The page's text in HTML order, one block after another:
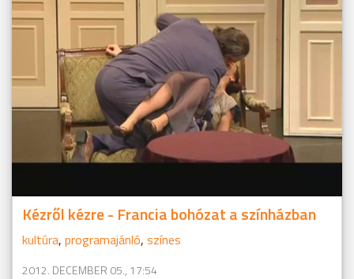
Kézről kézre - Francia bohózat a színházban
kultúra, programajánló, színes
2012. DECEMBER 05., 17:54